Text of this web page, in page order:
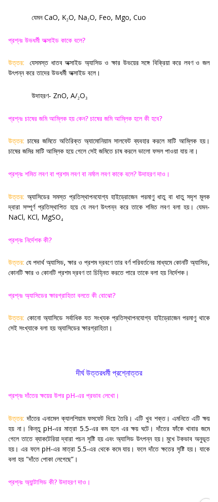
যেমনCaO, K₂O, Na₂O, Feo, Mgo, Cuo
প্রশ্নঃ উভধর্মী অক্সাইড কাকে বলে?
উত্তর:
যেসমস্ত ধাতব অক্সাইড অ্যাসিড ও ক্ষার উভয়ের সঙ্গে বিক্রিয়া করে লবণ ও জল
উৎপন্ন করে তাদের উভধর্মী অক্সাইড বলে ।
উদাহরণ- ZnO, A/₂O₃
প্রশ্নঃ চাষের জমি আম্লিক হয় কেন? চাষের জমি আম্লিক হলে কী হবে?
উত্তর: চাষের জমিতে অতিরিক্ত অ্যামোনিয়াম সালফেট ব্যবহার করলে মাটি আম্লিক হয়।
চাষের জমির মাটি আম্লিক হয়ে গেলে সেই জমিতে চাষ করলে ভালো ফসল পাওয়া যায় না ।
প্রশ্নঃ শমিত লবণ বা প্রশম লবণ বা নর্মাল লবণ কাকে বলে? উদাহরণ দাও ।
উত্তর: অ্যাসিডের সমস্ত প্রতিস্থাপনযোগ্য হাইড্রোজেন পরমাণু ধাতু বা ধাতু সদৃশ মূলক
দ্বারা সম্পূর্ণ প্রতিস্থাপিত হয়ে যে লবণ উৎপন্ন করে তাকে শমিত লবণ বলা হয়। যেমন-
NaCl, KCl, MgSO₄
প্রশ্নঃ নির্দেশক কী?
উত্তর: যে পদার্থ অ্যাসিড,ক্ষার ও প্রশম দ্রবণে তার বর্ণ পরিবর্তনের মাধ্যমে কোনটি অ্যাসিড,
কোনটি ক্ষার ও কোনটি প্রশম দ্রবণ তা চিহ্নিত করতে পারে তাকে বলা হয় নির্দেশক ।
প্রশ্নঃ অ্যাসিডের ক্ষারগ্রাহিতা বলতে কী বোঝো?
উত্তর: কোনো অ্যাসিডে সর্বাধিক যত সংখ্যক প্রতিস্থাপনযোগ্য হাইড্রোজেন পরমাণু থাকে
সেই সংখ্যাকে বলা হয় অ্যাসিডের ক্ষারগ্রাহিতা ।
দীর্ঘ উত্তরধর্মী প্রশ্নোত্তর
প্রশ্নঃ দাঁতের ক্ষয়ের উপর pH-এর প্রভাব লেখো ।
উত্তর: দাঁতের এনামেল ক্যালশিয়াম ফসফেট দিয়ে তৈরি। এটি খুব শক্ত। এমনিতে এটি ক্ষয়
হয় না। কিন্তুpH-এর মাত্রা 5.5-এর কম হলে এর ক্ষয় ঘটে। দাঁতের ফাঁকে খাবার জমে
গেলে তাতে ব্যাকটেরিয়া দ্বারা পচন সৃষ্টি হয় এবং অ্যাসিড উৎপন্ন হয়। মুখে টকভাব অনুভূত
হয়। এর ফলে pH-এর মাত্রা 5.5-এর থেকে কমে যায়। ফলে দাঁতে ক্ষতের সৃষ্টি হয়। যাকে
বলা হয় "দাঁতে পোকা লেগেছে” ।
প্রশ্নঃ অ্যান্টাসিড কী? উদাহরণ দাও ।